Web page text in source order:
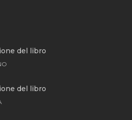
del libro
del libro